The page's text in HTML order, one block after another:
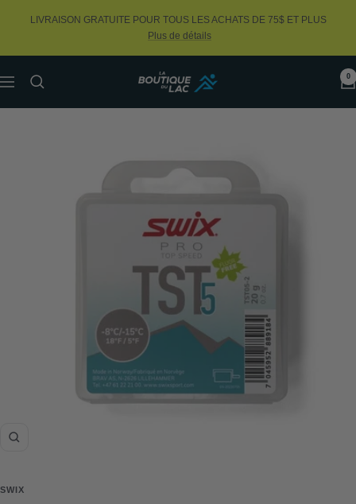
LIVRAISON GRATUITE POUR TOUS LES ACHATS DE 75$ ET PLUS
Plus de détails
Navigation
La
0
Zoom
SWIX